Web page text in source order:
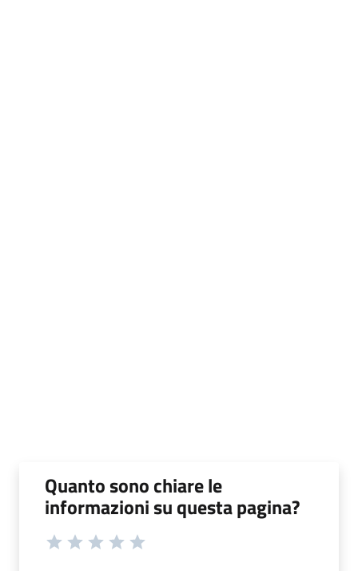
Quanto sono chiare le
informazioni su questa pagina?